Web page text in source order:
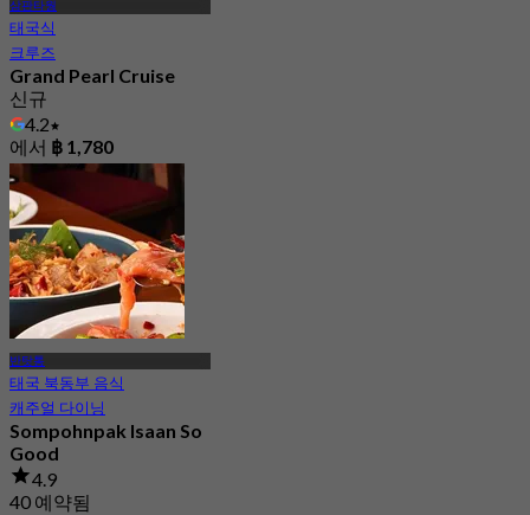
삼판타웡
태국식
크루즈
Grand Pearl Cruise
신규
4.2
에서 ฿ 1,780
반탓통
태국 북동부 음식
캐주얼 다이닝
Sompohnpak Isaan So
Good
4.9
40 예약됨